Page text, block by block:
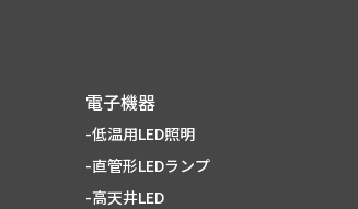
電子機器
-低温用LED照明
-直管形LEDランプ
-高天井LED